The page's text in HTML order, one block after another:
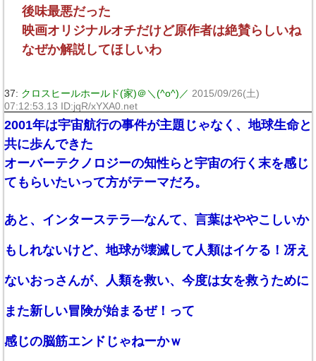
後味最悪だった
映画オリジナルオチだけど原作者は絶賛らしいね
なぜか解説してほしいわ
37: クロスヒールホールド(家)＠＼(^o^)／ 2015/09/26(土)
07:12:53.13 ID:jqR/xYXA0.net
2001年は宇宙航行の事件が主題じゃなく、地球生命と
共に歩んできた
オーバーテクノロジーの知性らと宇宙の行く末を感じ
てもらいたいって方がテーマだろ。
あと、インターステラ―なんて、言葉はややこしいか
もしれないけど、地球が壊滅して人類はイケる！冴え
ないおっさんが、人類を救い、今度は女を救うために
また新しい冒険が始まるぜ！って
感じの脳筋エンドじゃねーかｗ